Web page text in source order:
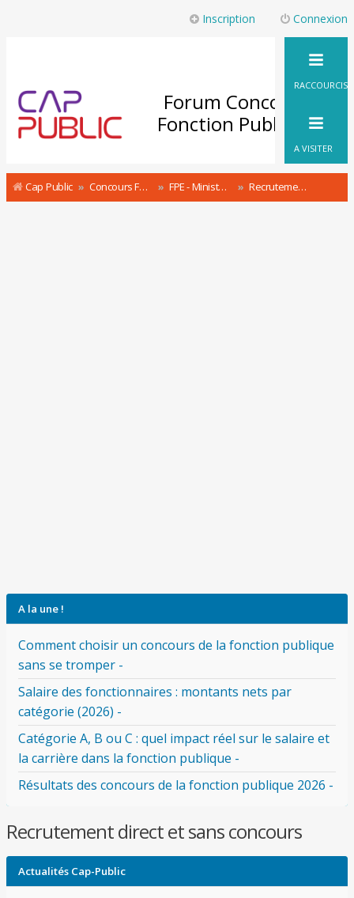
Connexion
Inscription
Forum Concours
Fonction Publique
RACCOURCIS
A VISITER
Cap Public Concours Fonction Publique : le Forum FPE - Ministère de l'Education Nationale et de la Jeunesse Ministère de l’Enseignement supérieur, de la Recherche et de l’Innovation Concours et recrutement Recrutement direct et sans concours
A la une !
Comment choisir un concours de la fonction publique
sans se tromper -
Salaire des fonctionnaires : montants nets par
catégorie (2026) -
Catégorie A, B ou C : quel impact réel sur le salaire et
la carrière dans la fonction publique -
Résultats des concours de la fonction publique 2026 -
Recrutement direct et sans concours
Actualités Cap-Public